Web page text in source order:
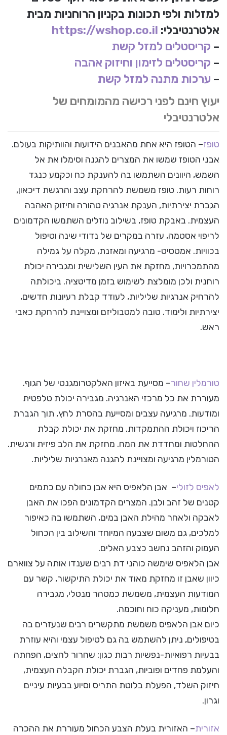
למזלות ולפי תכונות בקניון הרוחניות מבית
אלטרנטיבלי: https://wshop.co.il
– קריסטלים למזל קשת
– קריסטלים לזימון וחיזוק אהבה
– ערכות מתנה למזל קשת
יעוץ חינם לפני רכישה מהמומחים של
אלטרנטיבלי
טופז– הטופז היא אחת מהאבנים הידועות והוותיקות בעולם.
אבני הטופז שמשו את המצרים להגנה וסימלו את אל
השמש, היוונים השתמשו בה להענקת כח וכקמע כנגד
רוחות רעות. טופז משמשת להרחקת עצב והרגשת דיכאון,
הגברת יצירתיות, הענקת אנרגיה טהורה וחיזוק האהבה
העצמית. באבקת טופז, בשילוב נוזלים השתמשו הקדמונים
לריפוי אסטמה, עזרה במקרים של נדודי שינה וטיפול
בכוויות. אמטסיט- מרגיעה ומאזנת, מקלה על גמילה
מהתמכרויות, מחזקת את העין השלישית ומגבירה יכולת
רוחנית ולכן מומלצת לשימוש בזמן מדיטציה. ביכולתה
להרחיק אנרגיות שליליות, לעודד קבלת רעיונות חדשים,
יצירתיות ולימוד. טובה למטבוליזם ומצויינת להרחקת כאבי
ראש.
טורמלין שחור– מסייעת באיזון האלקטרומגנטי של הגוף.
מעוררת את כל מרכזי האנרגיה. מגבירה יכולת טלפטית
ומודעות. מרגיעה עצבים ומסייעת בהסרת לחץ, תוך הגברת
הריכוז ויכולת ההתמקדות. מחזקת את יכולת קבלת
ההחלטות ומחדדת את המח. מחזקת את הלב פיזית ורגשית.
הטורמלין מרגיעה ומצויינת להגנה מאנרגיות שליליות.
לאפיס לזולי– אבן הלאפיס היא אבן כחולה עם כתמים
קטנים של זהב ולבן. המצרים הקדמונים הפכו את האבן
לאבקה ולאחר מהילת האבן במים, השתמשו בה כאיפור
למלכים, גם משום שצבעה המיוחד והשילוב בין הכחול
העמוק והזהב נחשב כצבע האלים.
אבן הלאפיס שימשה כוהני דת רבים שענדו אותה על צווארם
כיוון שאבן זו מחזקת מאוד את יכולת התיקשור, קשר עם
המודעות העצמית, משמשת כמטהר מנטלי, מגבירה
חלומות, מעניקה כוח וחוכמה.
כיום אבן הלאפיס משמשת מתקשרים רבים שנעזרים בה
בטיפולים, ניתן להשתמש בה גם לטיפול עצמי והיא עוזרת
בבעיות רפואיות-נפשיות רבות כגון: שחרור לחצים, הפחתה
והעלמת פחדים ופוביות, הגברת יכולת הקבלה העצמית,
חיזוק השלד, הפעלת בלוטת התריס וסיוע בבעיות עיניים
וגרון.
אזורית– האזורית בעלת הצבע הכחול מעוררת את ההכרה